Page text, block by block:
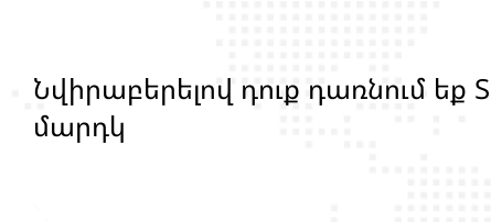
Նվիրաբերելով դոք դառնոմ եք Տ
մարդկ